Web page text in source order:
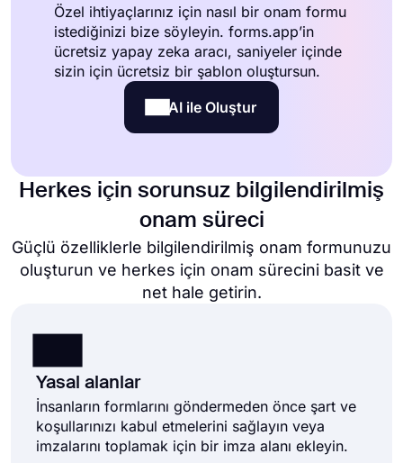
Özel ihtiyaçlarınız için nasıl bir onam formu
istediğinizi bize söyleyin. forms.app’in
ücretsiz yapay zeka aracı, saniyeler içinde
sizin için ücretsiz bir şablon oluştursun.
AI ile Oluştur
Herkes için sorunsuz bilgilendirilmiş
onam süreci
Güçlü özelliklerle bilgilendirilmiş onam formunuzu
oluşturun ve herkes için onam sürecini basit ve
net hale getirin.
Yasal alanlar
İnsanların formlarını göndermeden önce şart ve
koşullarınızı kabul etmelerini sağlayın veya
imzalarını toplamak için bir imza alanı ekleyin.